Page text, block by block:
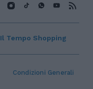
Condizioni Generali
Il Tempo Shopping